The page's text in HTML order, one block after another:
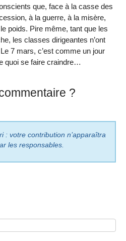
que, face à la casse des
à la guerre, à la misère,
poids. Pire même, tant que les
les classes dirigeantes n’ont
7 mars, c’est comme un jour
quoi se faire craindre…
?
: votre contribution n’apparaîtra
les responsables.